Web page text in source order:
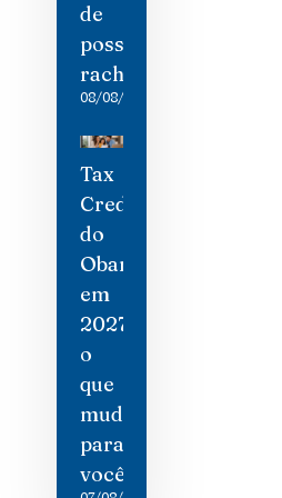
de
possíveis
rachaduras
08/08/2026
Tax
Credit
do
Obamacare
em
2027:
o
que
mudou
para
você